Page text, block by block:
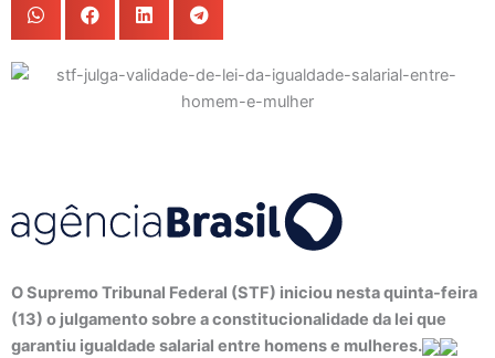
O Supremo Tribunal Federal (STF) iniciou nesta quinta-feira
(13) o julgamento sobre a constitucionalidade da lei que
garantiu igualdade salarial entre homens e mulheres.